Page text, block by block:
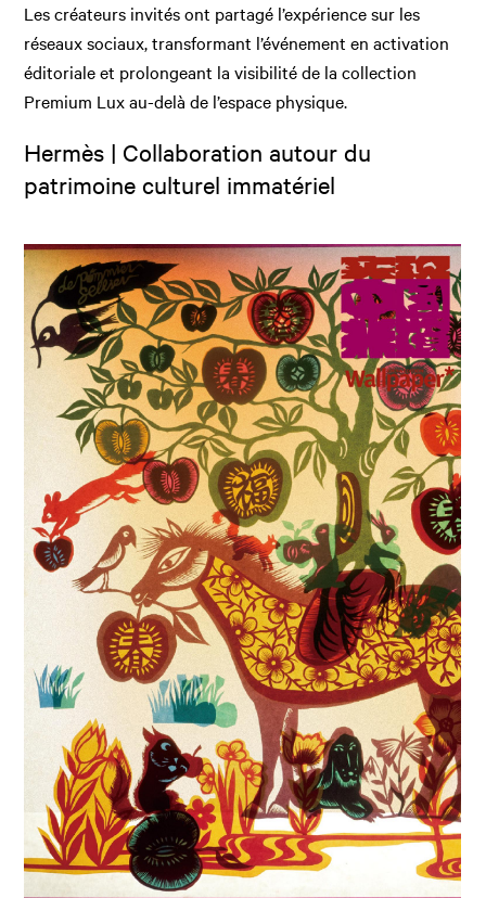
Les créateurs invités ont partagé l’expérience sur les
réseaux sociaux, transformant l’événement en activation
éditoriale et prolongeant la visibilité de la collection
Premium Lux au-delà de l’espace physique.
Hermès | Collaboration autour du
patrimoine culturel immatériel